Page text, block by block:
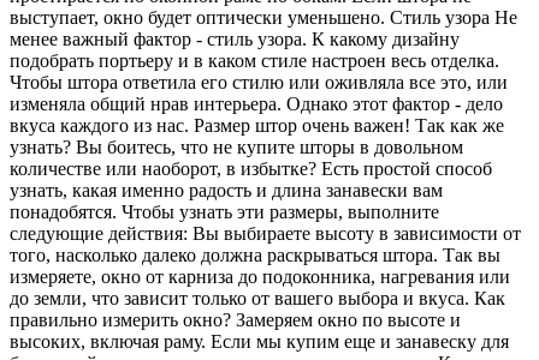
выступает, окно будет оптически уменьшено. Стиль узора Не
менее важный фактор - стиль узора. К какому дизайну
подобрать портьеру и в каком стиле настроен весь отделка.
Чтобы штора ответила его стилю или оживляла все это, или
изменяла общий нрав интерьера. Однако этот фактор - дело
вкуса каждого из нас. Размер штор очень важен! Так как же
узнать? Вы боитесь, что не купите шторы в довольном
количестве или наоборот, в избытке? Есть простой способ
узнать, какая именно радость и длина занавески вам
понадобятся. Чтобы узнать эти размеры, выполните
следующие действия: Вы выбираете высоту в зависимости от
того, насколько далеко должна раскрываться штора. Так вы
измеряете, окно от карниза до подоконника, нагревания или
до земли, что зависит только от вашего выбора и вкуса. Как
правильно измерить окно? Замеряем окно по высоте и
высоких, включая раму. Если мы купим еще и занавеску для